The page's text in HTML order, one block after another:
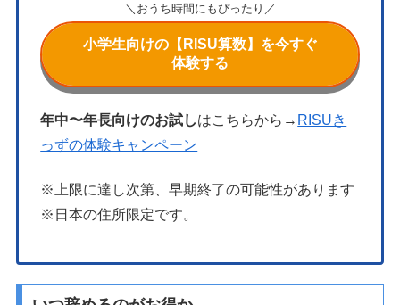
＼おうち時間にもぴったり／
小学生向けの【RISU算数】を今すぐ
体験する
年中〜年長向けのお試しはこちらから→ RISUき
っずの体験キャンペーン
※上限に達し次第、早期終了の可能性があります
※日本の住所限定です。